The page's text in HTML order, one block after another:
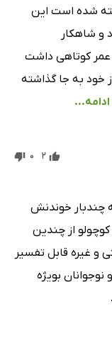
شده است این
و شاهکار
کوتاهی داشت
خود به جا گذاشته
ادامه...
2
0
چندبار خوندنش
کوچولو از چندین
و غیره قابل تفسیر
بویژه